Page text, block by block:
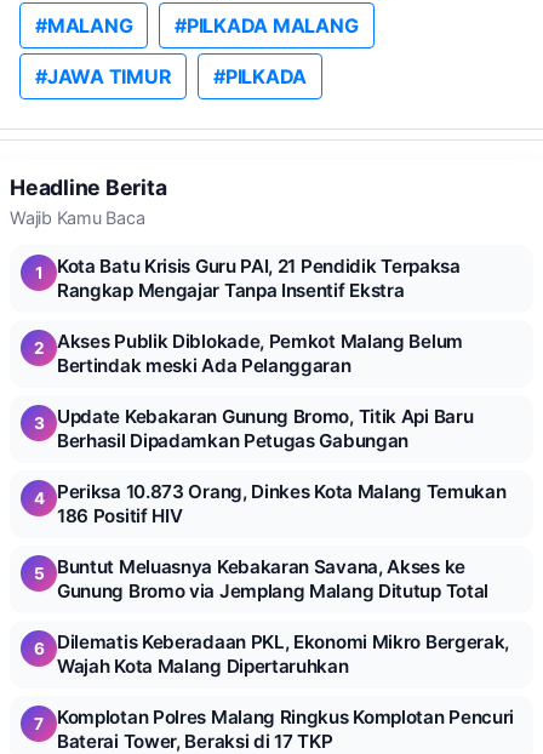
#MALANG #PILKADA MALANG
#JAWA TIMUR #PILKADA
Headline Berita
Wajib Kamu Baca
1
Kota Batu Krisis Guru PAI, 21 Pendidik Terpaksa
Rangkap Mengajar Tanpa Insentif Ekstra
2
Akses Publik Diblokade, Pemkot Malang Belum
Bertindak meski Ada Pelanggaran
3
Update Kebakaran Gunung Bromo, Titik Api Baru
Berhasil Dipadamkan Petugas Gabungan
4
Periksa 10.873 Orang, Dinkes Kota Malang Temukan
186 Positif HIV
5
Buntut Meluasnya Kebakaran Savana, Akses ke
Gunung Bromo via Jemplang Malang Ditutup Total
6
Dilematis Keberadaan PKL, Ekonomi Mikro Bergerak,
Wajah Kota Malang Dipertaruhkan
7
Komplotan Polres Malang Ringkus Komplotan Pencuri
Baterai Tower, Beraksi di 17 TKP